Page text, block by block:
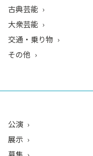
古典芸能
大衆芸能
交通・乗り物
その他
公演
展示